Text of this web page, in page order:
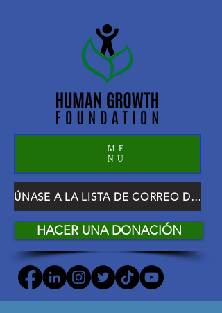
ME
NU
ÚNASE A LA LISTA DE CORREO DE HGF
HACER UNA DONACIÓN